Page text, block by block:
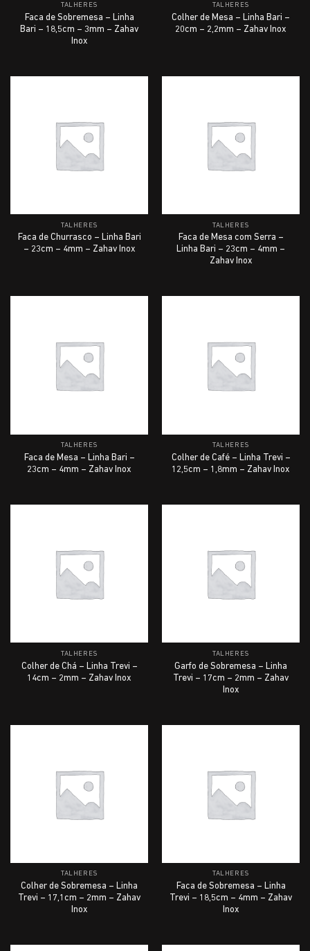
TALHERES
Faca de Sobremesa – Linha
Bari – 18,5cm – 3mm – Zahav
Inox
TALHERES
Colher de Mesa – Linha Bari –
20cm – 2,2mm – Zahav Inox
TALHERES
Faca de Churrasco – Linha Bari
– 23cm – 4mm – Zahav Inox
TALHERES
Faca de Mesa com Serra –
Linha Bari – 23cm – 4mm –
Zahav Inox
TALHERES
Faca de Mesa – Linha Bari –
23cm – 4mm – Zahav Inox
TALHERES
Colher de Café – Linha Trevi –
12,5cm – 1,8mm – Zahav Inox
TALHERES
Colher de Chá – Linha Trevi –
14cm – 2mm – Zahav Inox
TALHERES
Garfo de Sobremesa – Linha
Trevi – 17cm – 2mm – Zahav
Inox
TALHERES
Colher de Sobremesa – Linha
Trevi – 17,1cm – 2mm – Zahav
Inox
TALHERES
Faca de Sobremesa – Linha
Trevi – 18,5cm – 4mm – Zahav
Inox